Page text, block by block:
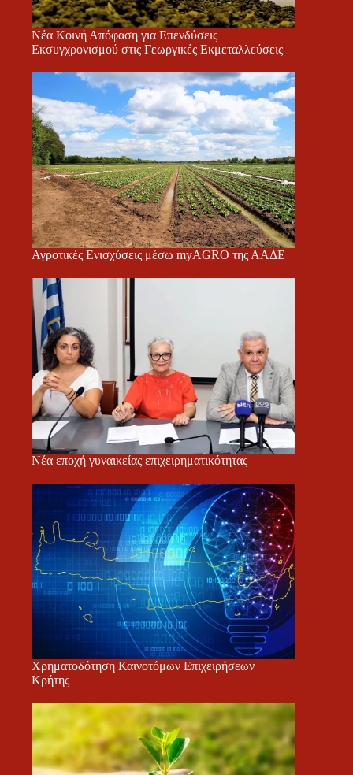
Νέα Κοινή Απόφαση για Επενδύσεις
Εκσυγχρονισμού στις Γεωργικές Εκμεταλλεύσεις
Αγροτικές Ενισχύσεις μέσω myAGRO της ΑΑΔΕ
Νέα εποχή γυναικείας επιχειρηματικότητας
Χρηματοδότηση Καινοτόμων Επιχειρήσεων
Κρήτης